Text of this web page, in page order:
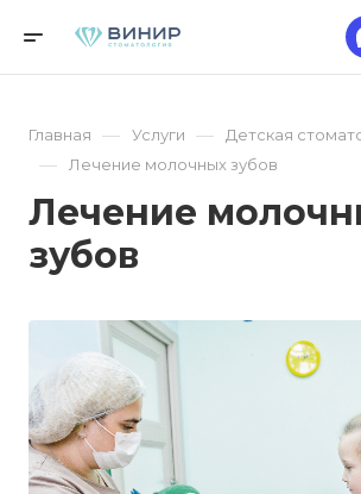
Главная — Услуги — Детская
— Лечение молочных зубов
Лечение
зубов